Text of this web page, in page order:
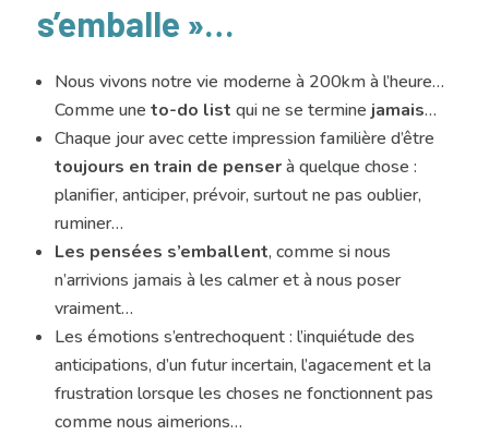
s’emballe »…
Nous vivons notre vie moderne à 200km à l’heure…
Comme une to-do list qui ne se termine jamais…
Chaque jour avec cette impression familière d’être
toujours en train de penserà quelque chose :
planifier, anticiper, prévoir, surtout ne pas oublier,
ruminer…
Les pensées s’emballent, comme si nous
n’arrivions jamais à les calmer et à nous poser
vraiment…
Les émotions s’entrechoquent : l’inquiétude des
anticipations, d’un futur incertain, l’agacement et la
frustration lorsque les choses ne fonctionnent pas
comme nous aimerions…